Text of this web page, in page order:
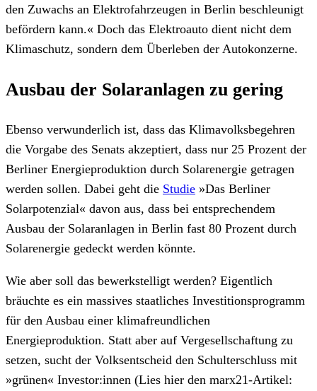
den Zuwachs an Elektrofahrzeugen in Berlin beschleunigt
befördern kann.« Doch das Elektroauto dient nicht dem
Klimaschutz, sondern dem Überleben der Autokonzerne.
Ausbau der Solaranlagen zu gering
Ebenso verwunderlich ist, dass das Klimavolksbegehren
die Vorgabe des Senats akzeptiert, dass nur 25 Prozent der
Berliner Energieproduktion durch Solarenergie getragen
werden sollen. Dabei geht die Studie »Das Berliner
Solarpotenzial« davon aus, dass bei entsprechendem
Ausbau der Solaranlagen in Berlin fast 80 Prozent durch
Solarenergie gedeckt werden könnte.
Wie aber soll das bewerkstelligt werden? Eigentlich
bräuchte es ein massives staatliches Investitionsprogramm
für den Ausbau einer klimafreundlichen
Energieproduktion. Statt aber auf Vergesellschaftung zu
setzen, sucht der Volksentscheid den Schulterschluss mit
»grünen« Investor:innen (Lies hier den marx21-Artikel: